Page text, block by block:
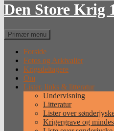
Den Store Krig
Søg
Primær menu
Forside
Fotos og Arkivalier
Krigsdeltagere
Om
Lister, links & litteratur
Undervisning
Litteratur
Lister over
Krigergrave og